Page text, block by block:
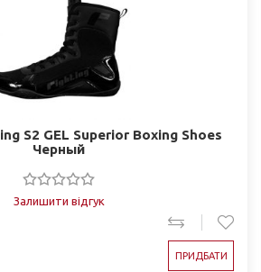
S2 GEL Superior Boxing Shoes
Черный
Залишити відгук
ПРИДБАТИ